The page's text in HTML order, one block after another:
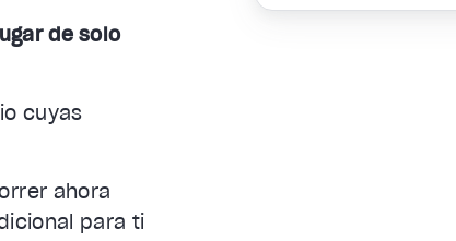
de solo
cuyas
ahora
para ti